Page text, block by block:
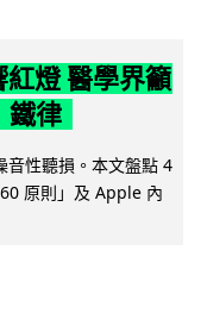
燈 醫學界籲
鐵律
音性聽損。本文盤點 4
原則」及 Apple 內